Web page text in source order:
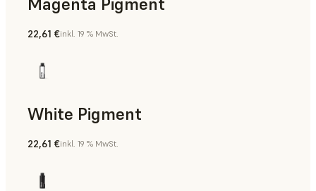
22,61 €inkl. 19 % MwSt.
White Pigment
22,61 €inkl. 19 % MwSt.